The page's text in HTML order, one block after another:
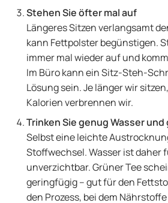
Stehen Sie öfter mal auf
Längeres Sitzen verlangsamt
kann Fettpolster begünstigen.
immer mal wieder auf und
Im Büro kann ein Sitz-Steh-
Lösung sein. Je länger wir
Kalorien verbrennen wir.
Trinken Sie genug Wasser und
Selbst eine leichte
Stoffwechsel. Wasser ist daher
unverzichtbar. Grüner Tee
geringfügig – gut für den
den Prozess, bei dem